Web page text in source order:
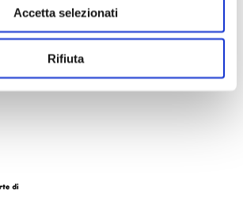
Accetta selezionati
Rifiuta